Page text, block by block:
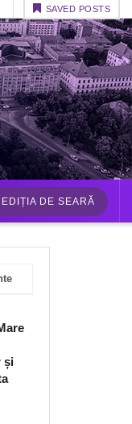
SAVED POSTS
EDIȚIA DE SEARĂ
și